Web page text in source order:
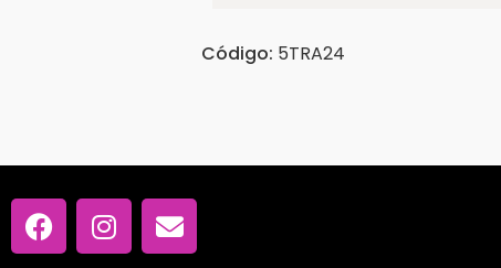
Código: 5TRA24